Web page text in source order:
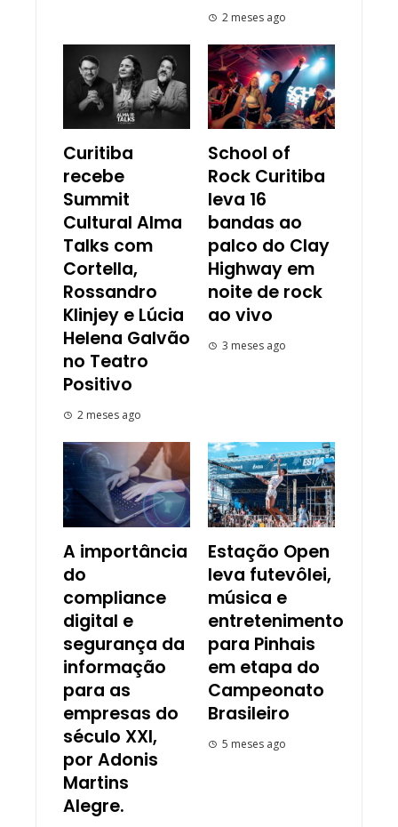
2 meses ago
Curitiba
recebe
Summit
Cultural Alma
Talks com
Cortella,
Rossandro
Klinjey e Lúcia
Helena Galvão
no Teatro
Positivo
2 meses ago
School of
Rock Curitiba
leva 16
bandas ao
palco do Clay
Highway em
noite de rock
ao vivo
3 meses ago
A importância
do
compliance
digital e
segurança da
informação
para as
empresas do
século XXI,
por Adonis
Martins
Alegre.
Estação Open
leva futevôlei,
música e
entretenimento
para Pinhais
em etapa do
Campeonato
Brasileiro
5 meses ago